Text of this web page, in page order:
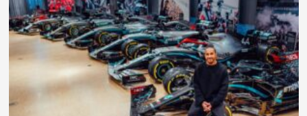
años
del
Mercedes-
Benz
SLR
“722”